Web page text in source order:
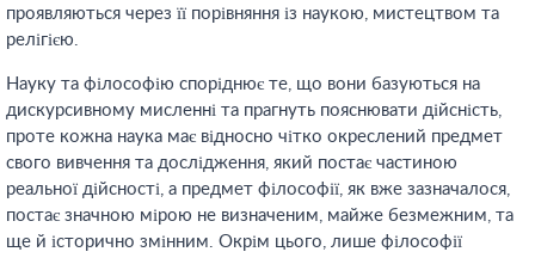
проявляються через її порівняння із наукою, мистецтвом та
релігією.
Науку та філософію споріднює те, що вони базуються на
дискурсивному мисленні та прагнуть пояснювати дійсність,
проте кожна наука має відносно чітко окреслений предмет
свого вивчення та дослідження, який постає частиною
реальної дійсності, а предмет філософії, як вже зазначалося,
постає значною мірою не визначеним, майже безмежним, та
ще й історично змінним. Окрім цього, лише філософії